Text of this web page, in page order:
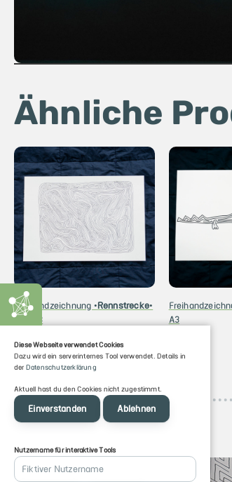
Ähnliche
Freihandzeichnung •Rennstrecke•
DIN A3
30 TRYX
A3
Diese Webseite verwendet Cookies
Dazu wird ein serverinternes Tool verwendet. Details in
der Datenschutzerklärung
Aktuell hast du den Cookies nicht zugestimmt.
Einverstanden Ablehnen
Nutzername für interaktive Tools